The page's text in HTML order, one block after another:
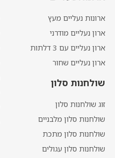
ארונות נעליים מעץ
ארון נעליים מודרני
ארון נעליים עם 3 דלתות
ארון נעליים שחור
שולחנות סלון
זוג שולחנות סלון
שולחנות סלון מלבניים
שולחנות סלון מתכת
שולחנות סלון עגולים